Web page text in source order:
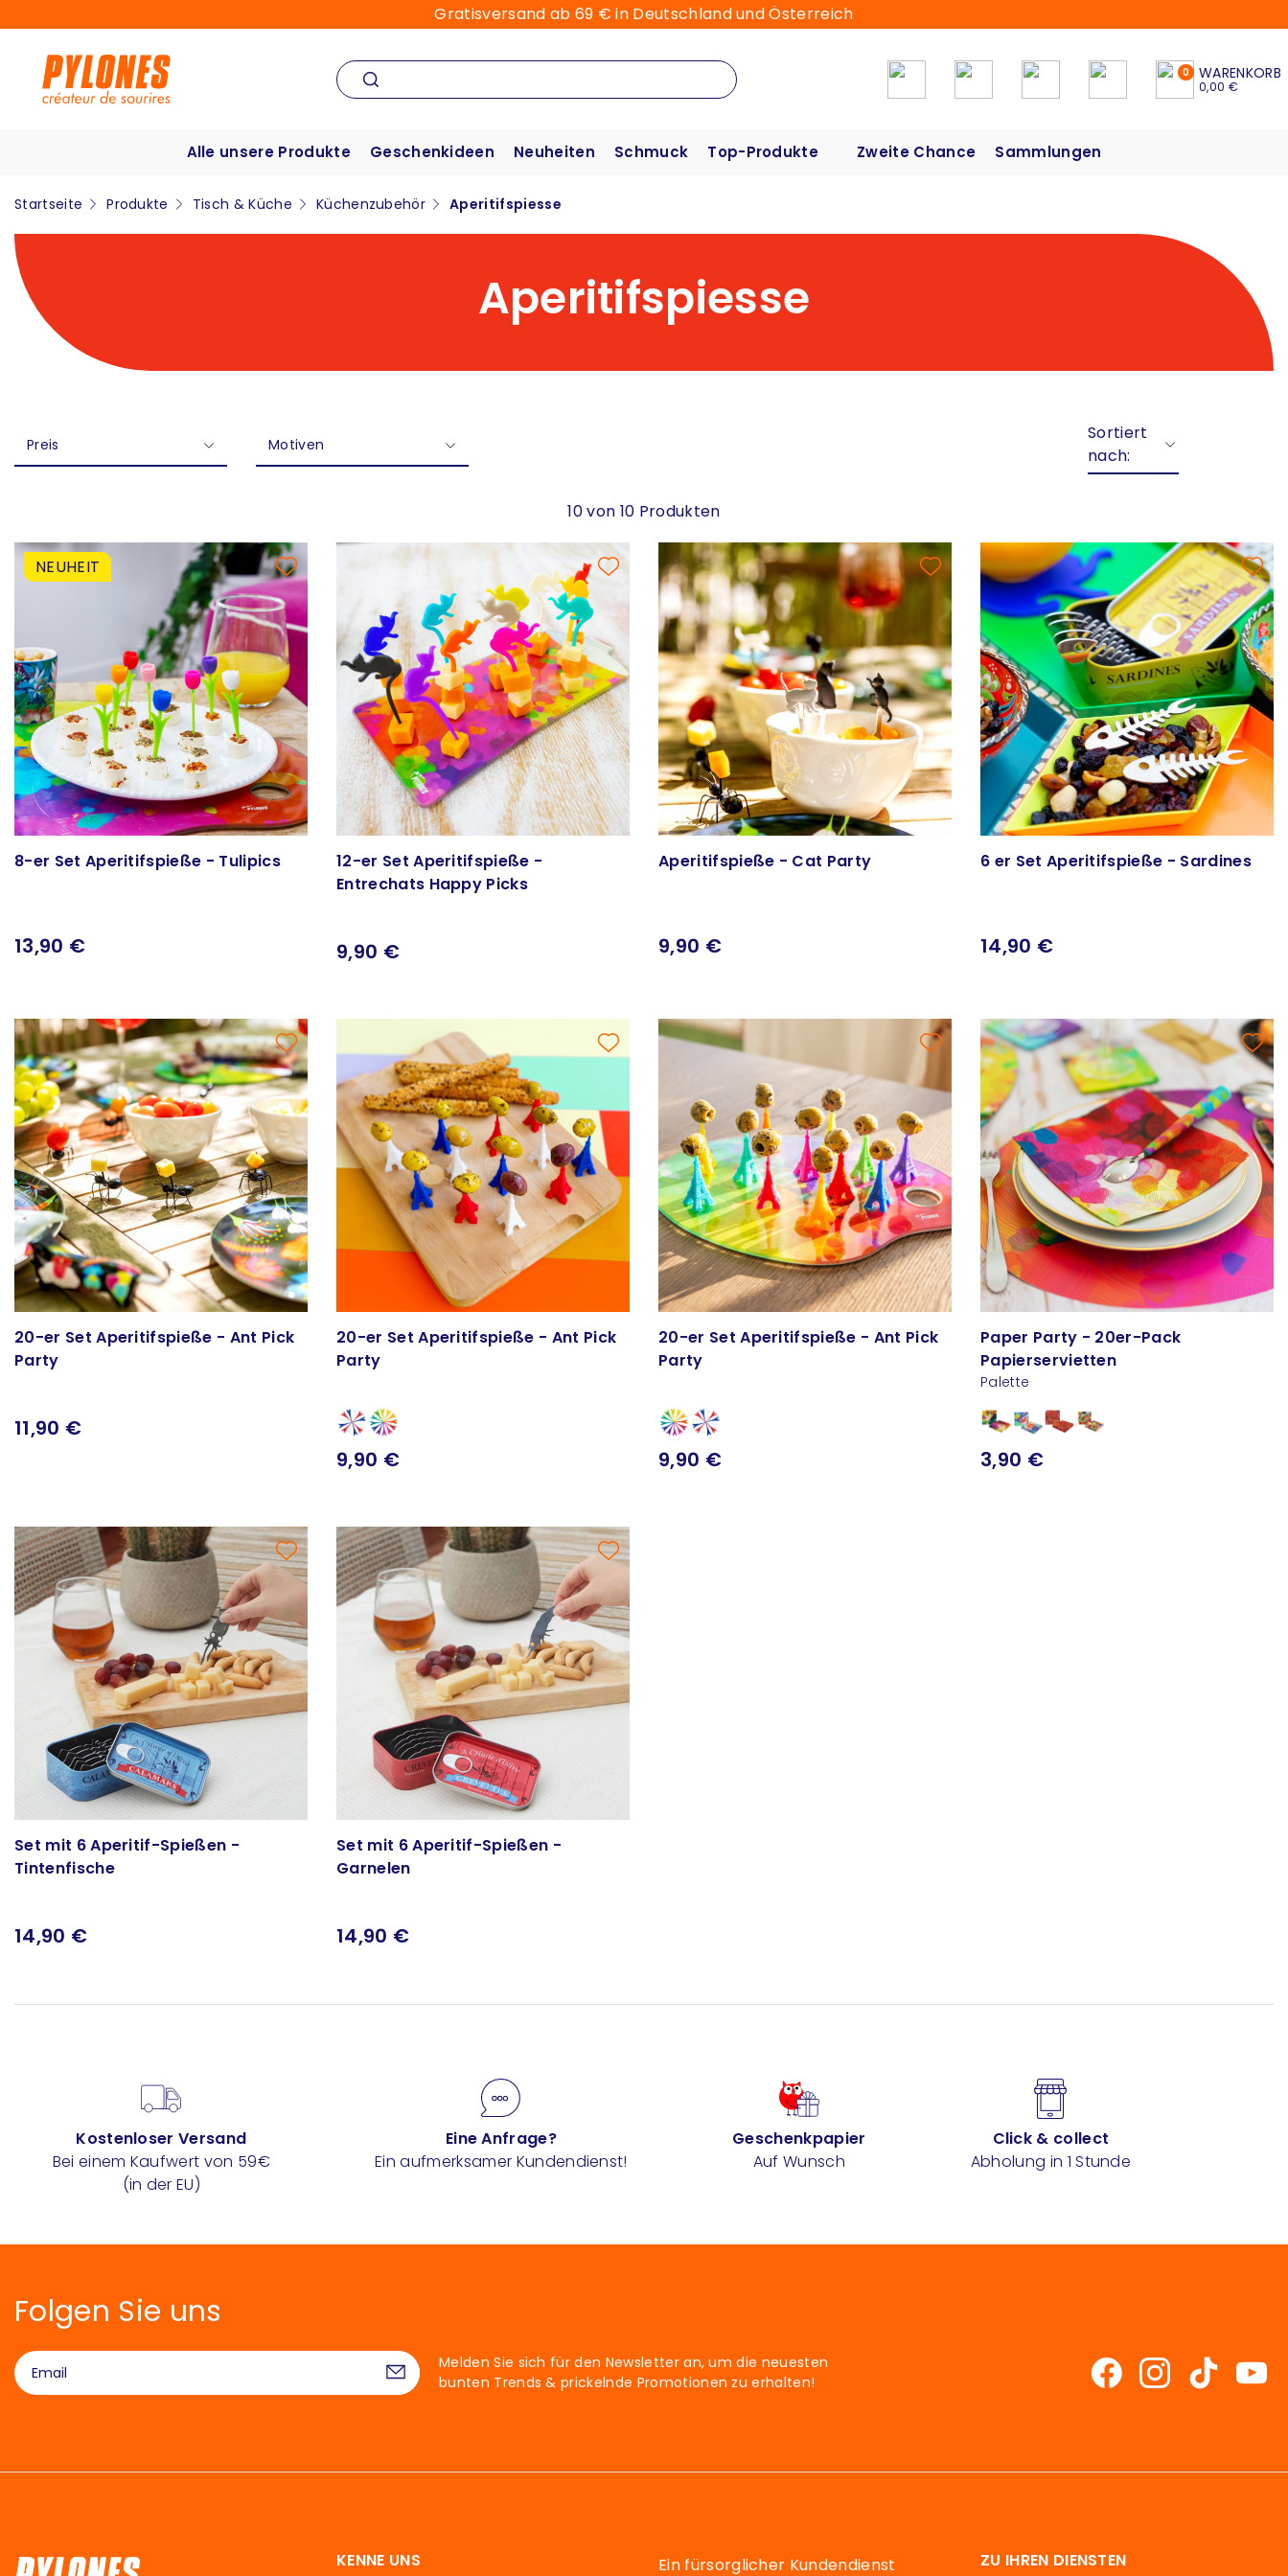
Gratisversand ab 69 € in Deutschland und Österreich
0 WARENKORB
0,00 €
Alle unsere Produkte Geschenkideen Neuheiten Schmuck Top-Produkte Zweite Chance Sammlungen
Startseite Produkte Tisch & Küche Küchenzubehör Aperitifspiesse
Aperitifspiesse
Preis Motiven
Sortiert
nach:
10 von 10 Produkten
NEUHEIT
8-er Set Aperitifspieße - Tulipics
13,90 €
12-er Set Aperitifspieße -
Entrechats Happy Picks
9,90 €
Aperitifspieße - Cat Party
9,90 €
6 er Set Aperitifspieße - Sardines
14,90 €
20-er Set Aperitifspieße - Ant Pick
Party
11,90 €
20-er Set Aperitifspieße - Ant Pick
Party
9,90 €
20-er Set Aperitifspieße - Ant Pick
Party
9,90 €
Paper Party - 20er-Pack
Papierservietten
Palette
3,90 €
Set mit 6 Aperitif-Spießen -
Tintenfische
14,90 €
Set mit 6 Aperitif-Spießen -
Garnelen
14,90 €
Kostenloser Versand
Bei einem Kaufwert von 59€
(in der EU)
Eine Anfrage?
Ein aufmerksamer Kundendienst!
Geschenkpapier
Auf Wunsch
Click & collect
Abholung in 1 Stunde
Folgen Sie uns
Melden Sie sich für den Newsletter an, um die neuesten
bunten Trends & prickelnde Promotionen zu erhalten!
KENNE UNS Ein fürsorglicher Kundendienst ZU IHREN DIENSTEN